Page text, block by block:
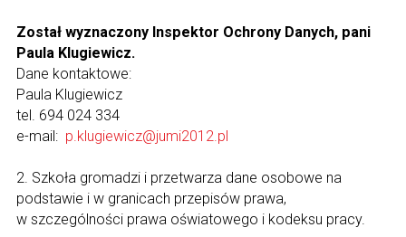
Został wyznaczony Inspektor Ochrony Danych, pani
Paula Klugiewicz.
Dane kontaktowe:
Paula Klugiewicz
tel. 694 024 334
e-mail: p.klugiewicz@jumi2012.pl
2. Szkoła gromadzi i przetwarza dane osobowe na
podstawie i w granicach przepisów prawa,
w szczególności prawa oświatowego i kodeksu pracy.